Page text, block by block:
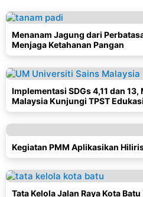
Menanam Jagung dari
Menjaga Ketahanan Pangan
Implementasi SDGs 4,11 dan
Malaysia Kunjungi TPST
Kegiatan PMM Aplikasikan
Tata Kelola Jalan Raya Kota